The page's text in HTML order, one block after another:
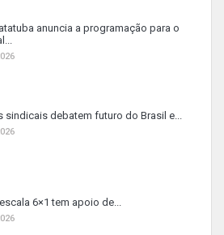
anuncia a programação para o
sindicais debatem futuro do Brasil e...
6×1 tem apoio de...